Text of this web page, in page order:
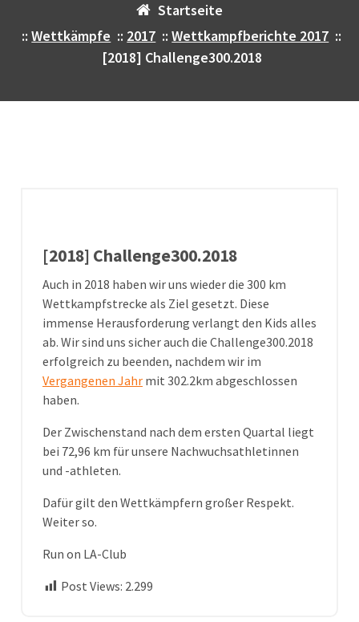
Startseite
::Wettkämpfe :: 2017 ::Wettkampfberichte 2017 ::
[2018] Challenge300.2018
[2018] Challenge300.2018
Auch in 2018 haben wir uns wieder die 300 km
Wettkampfstrecke als Ziel gesetzt. Diese
immense Herausforderung verlangt den Kids alles
ab. Wir sind uns sicher auch die Challenge300.2018
erfolgreich zu beenden, nachdem wir im
Vergangenen Jahr mit 302.2km abgeschlossen
haben.
Der Zwischenstand nach dem ersten Quartal liegt
bei 72,96 km für unsere Nachwuchsathletinnen
und -athleten.
Dafür gilt den Wettkämpfern großer Respekt.
Weiter so.
Run on LA-Club
Post Views: 2.299